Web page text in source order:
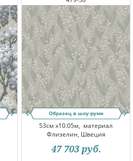
Образец в шоу-руме
53см x10.05м, материал
Флизелин, Швеция
47 703 руб.